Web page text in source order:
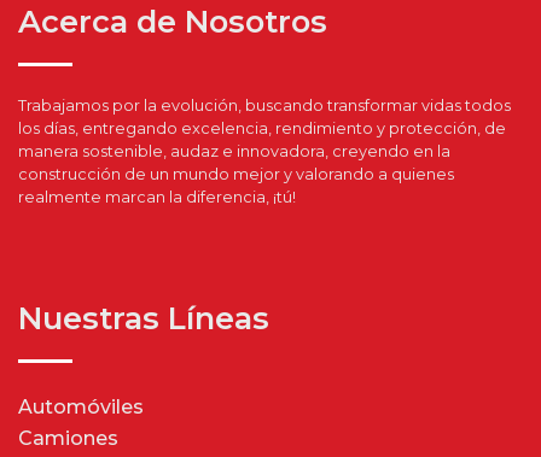
Acerca de Nosotros
Trabajamos por la evolución, buscando transformar vidas todos
los días, entregando excelencia, rendimiento y protección, de
manera sostenible, audaz e innovadora, creyendo en la
construcción de un mundo mejor y valorando a quienes
realmente marcan la diferencia, ¡tú!
Nuestras Líneas
Automóviles
Camiones